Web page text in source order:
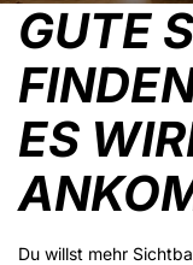
GUTE
ES
Du willst mehr